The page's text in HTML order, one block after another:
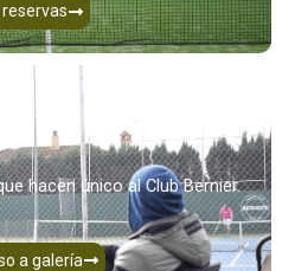
reservas
hacen único al Club Bernier.
a galería